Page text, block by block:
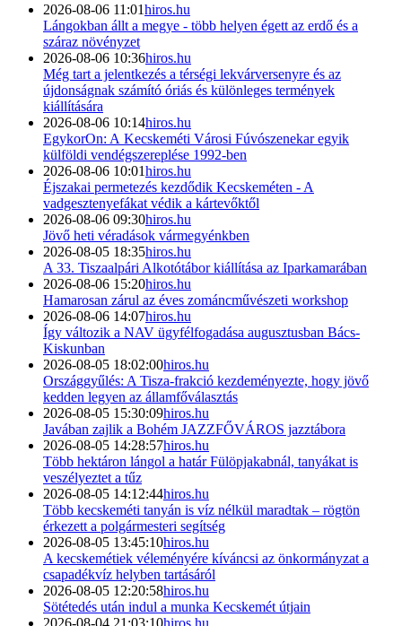
2026-08-06 11:01hiros.hu
Lángokban állt a megye - több helyen égett az erdő és a
száraz növényzet
2026-08-06 10:36hiros.hu
Még tart a jelentkezés a térségi lekvárversenyre és az
újdonságnak számító óriás és különleges termények
kiállítására
2026-08-06 10:14hiros.hu
EgykorOn: A Kecskeméti Városi Fúvószenekar egyik
külföldi vendégszereplése 1992-ben
2026-08-06 10:01hiros.hu
Éjszakai permetezés kezdődik Kecskeméten - A
vadgesztenyefákat védik a kártevőktől
2026-08-06 09:30hiros.hu
Jövő heti véradások vármegyénkben
2026-08-05 18:35hiros.hu
A 33. Tiszaalpári Alkotótábor kiállítása az Iparkamarában
2026-08-06 15:20hiros.hu
Hamarosan zárul az éves zománcművészeti workshop
2026-08-06 14:07hiros.hu
Így változik a NAV ügyfélfogadása augusztusban Bács-
Kiskunban
2026-08-05 18:02:00hiros.hu
Országgyűlés: A Tisza-frakció kezdeményezte, hogy jövő
kedden legyen az államfőválasztás
2026-08-05 15:30:09hiros.hu
Javában zajlik a Bohém JAZZFŐVÁROS jazztábora
2026-08-05 14:28:57hiros.hu
Több hektáron lángol a határ Fülöpjakabnál, tanyákat is
veszélyeztet a tűz
2026-08-05 14:12:44hiros.hu
Több kecskeméti tanyán is víz nélkül maradtak – rögtön
érkezett a polgármesteri segítség
2026-08-05 13:45:10hiros.hu
A kecskemétiek véleményére kíváncsi az önkormányzat a
csapadékvíz helyben tartásáról
2026-08-05 12:20:58hiros.hu
Sötétedés után indul a munka Kecskemét útjain
2026-08-04 21:03:10hiros.hu